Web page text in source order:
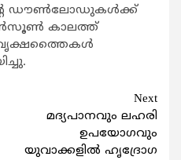
ഡൗണ്‍ലോഡുകള്‍ക്ക്
കാലത്ത്
Next
മദ്യപാനവും ലഹരി
ഉപയോഗവും
യുവാക്കളില്‍ ഹൃദ്രോഗ